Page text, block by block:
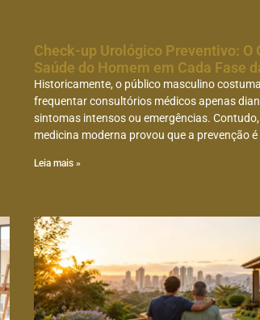
Check-up Urológico Preventivo: O
Saúde do Homem em Cada Fase
Historicamente, o público masculino costuma
frequentar consultórios médicos apenas
sintomas intensos ou emergências. Contudo,
medicina moderna provou que a prevenção é
Leia mais »